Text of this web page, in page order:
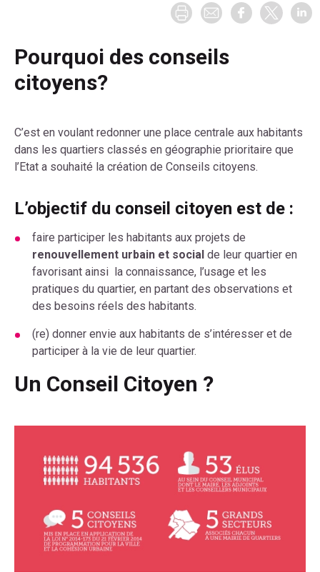
Pourquoi des conseils
citoyens?
C’est en voulant redonner une place centrale aux habitants
dans les quartiers classés en géographie prioritaire que
l’Etat a souhaité la création de Conseils citoyens.
L’objectif du conseil citoyen est de :
faire participer les habitants aux projets de
renouvellement urbain et social de leur quartier en
favorisant ainsi la connaissance, l’usage et les
pratiques du quartier, en partant des observations et
des besoins réels des habitants.
(re) donner envie aux habitants de s’intéresser et de
participer à la vie de leur quartier.
Un Conseil Citoyen ?